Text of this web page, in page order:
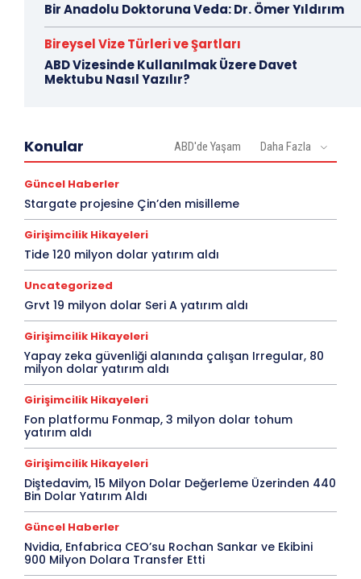
Bir Anadolu Doktoruna Veda: Dr. Ömer Yıldırım
Bireysel Vize Türleri ve Şartları
ABD Vizesinde Kullanılmak Üzere Davet
Mektubu Nasıl Yazılır?
Konular ABD'de Yaşam Daha Fazla
Güncel Haberler
Stargate projesine Çin’den misilleme
Girişimcilik Hikayeleri
Tide 120 milyon dolar yatırım aldı
Uncategorized
Grvt 19 milyon dolar Seri A yatırım aldı
Girişimcilik Hikayeleri
Yapay zeka güvenliği alanında çalışan Irregular, 80
milyon dolar yatırım aldı
Girişimcilik Hikayeleri
Fon platformu Fonmap, 3 milyon dolar tohum
yatırım aldı
Girişimcilik Hikayeleri
Diştedavim, 15 Milyon Dolar Değerleme Üzerinden 440
Bin Dolar Yatırım Aldı
Güncel Haberler
Nvidia, Enfabrica CEO’su Rochan Sankar ve Ekibini
900 Milyon Dolara Transfer Etti